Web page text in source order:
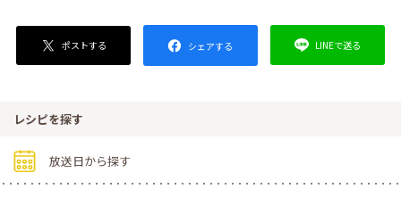
ポストする シェアする LINEで送る
レシピを探す
放送日から探す